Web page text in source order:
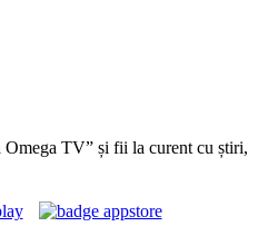
TV” și fii la curent cu știri,